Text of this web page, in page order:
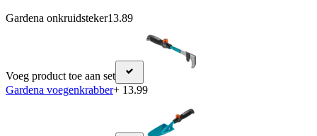
Gardena onkruidsteker13.89
Voeg product toe aan set
Gardena voegenkrabber+ 13.99